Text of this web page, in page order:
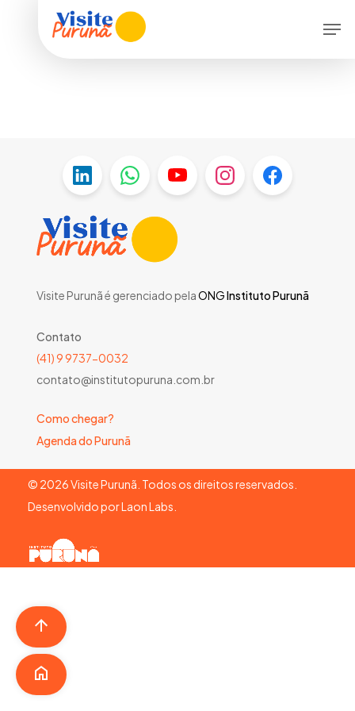
Visite Purunã é gerenciado pelaONGInstituto Purunã
Contato
(41) 9 9737-0032
contato@institutopuruna.com.br
Como chegar?
Agenda do Purunã
© 2026Visite Purunã. Todos os direitos reservados.
Desenvolvido porLaon Labs